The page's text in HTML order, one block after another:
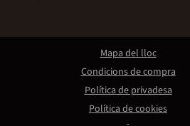
Mapa del lloc
Condicions de compra
Política de privadesa
Política de cookies